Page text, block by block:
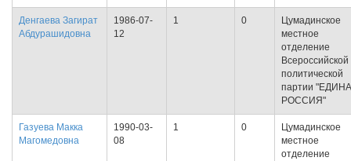
Денгаева Загират
Абдурашидовна
1986-07-
12
1 0
Цумадинское
местное
отделение
Всероссийской
политической
партии
РОССИЯ"
Газуева Макка
Магомедовна
1990-03-
08
1 0
Цумадинское
местное
отделение